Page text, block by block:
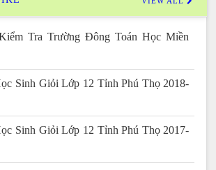
Tra Trường Đông Toán Học Miền
Sinh Giỏi Lớp 12 Tỉnh Phú Thọ 2018-
Sinh Giỏi Lớp 12 Tỉnh Phú Thọ 2017-